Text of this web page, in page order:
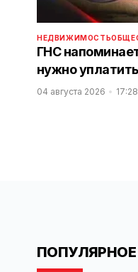
НЕДВИЖИМОСТЬ
ГНС
нужно
04 августа 2026 17:28
ПОПУЛЯРНОЕ